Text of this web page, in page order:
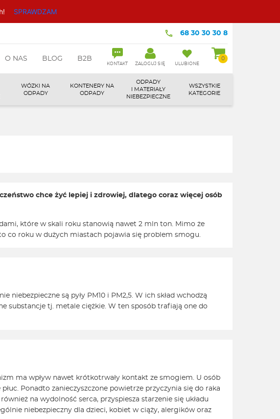
SPRAWDZAM
68 30 30 30 8
O NAS BLOG B2B
KONTAKT ZALOGUJ SIĘ ULUBIONE
0
WÓZKI NA
ODPADY
KONTENERY NA
ODPADY
ODPADY
I MATERIAŁY
NIEBEZPIECZNE
WSZYSTKIE
KATEGORIE
chce żyć lepiej i zdrowiej, dlatego coraz więcej osób
które w skali roku stanowią nawet 2 mln ton. Mimo że
co roku w dużych miastach pojawia się problem smogu.
są pyły PM10 i PM2,5. W ich skład wchodzą
substancje tj. metale ciężkie. W ten sposób trafiają one do
ma wpływ nawet krótkotrwały kontakt ze smogiem. U osób
Ponadto zanieczyszczone powietrze przyczynia się do raka
na wydolność serca, przyspiesza starzenie się układu
niebezpieczny dla dzieci, kobiet w ciąży, alergików oraz